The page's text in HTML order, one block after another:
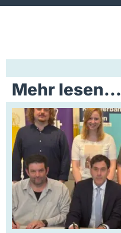
Mehr lesen...